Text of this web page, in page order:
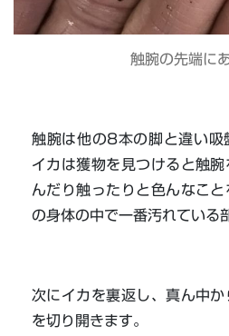
触腕の先端に
触腕は他の8本の脚と違い吸
イカは獲物を見つけると触
んだり触ったりと色んなこ
の身体の中で一番汚れている
次にイカを裏返し、真ん中
を切り開きます。